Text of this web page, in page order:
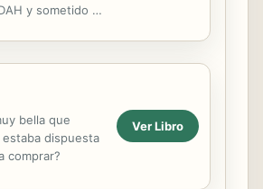
y sometido a
bella que
dispuesta
comprar?
Ver Libro